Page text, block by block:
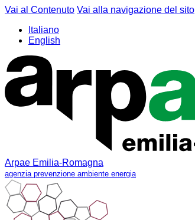
Vai al Contenuto Vai alla navigazione del sito
Italiano
English
Arpae Emilia-Romagna
agenzia prevenzione ambiente energia